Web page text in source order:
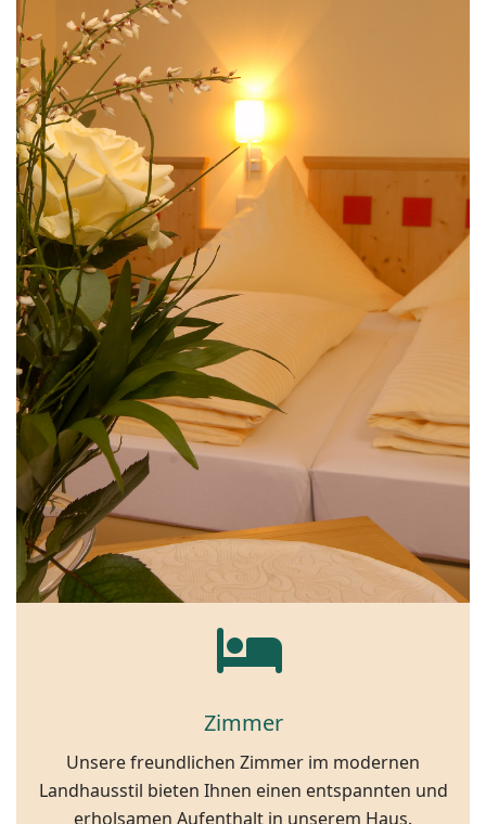
Zimmer
Unsere freundlichen Zimmer im modernen
Landhausstil bieten Ihnen einen entspannten und
erholsamen Aufenthalt in unserem Haus.